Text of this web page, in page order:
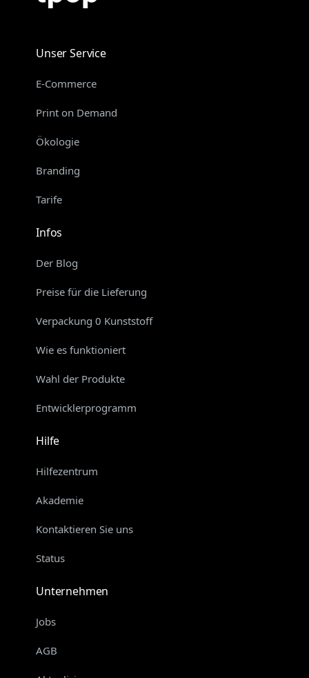
Unser Service
E-Commerce
Print on Demand
Ökologie
Branding
Tarife
Infos
Der Blog
Preise für die Lieferung
Verpackung 0 Kunststoff
Wie es funktioniert
Wahl der Produkte
Entwicklerprogramm
Hilfe
Hilfezentrum
Akademie
Kontaktieren Sie uns
Status
Unternehmen
Jobs
AGB